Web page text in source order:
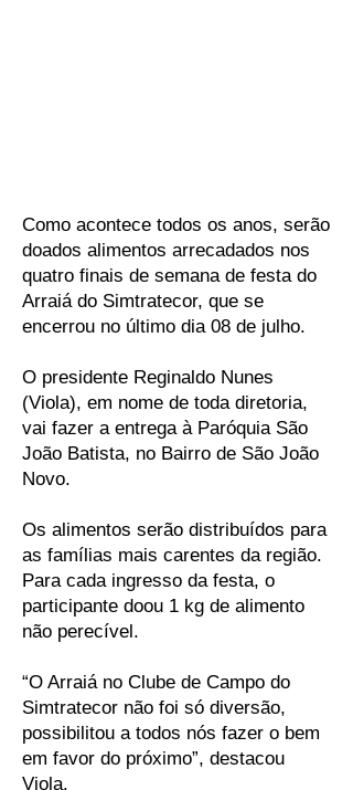
Como acontece todos os anos, serão
doados alimentos arrecadados nos
quatro finais de semana de festa do
Arraiá do Simtratecor, que se
encerrou no último dia 08 de julho.
O presidente Reginaldo Nunes
(Viola), em nome de toda diretoria,
vai fazer a entrega à Paróquia São
João Batista, no Bairro de São João
Novo.
Os alimentos serão distribuídos para
as famílias mais carentes da região.
Para cada ingresso da festa, o
participante doou 1 kg de alimento
não perecível.
“O Arraiá no Clube de Campo do
Simtratecor não foi só diversão,
possibilitou a todos nós fazer o bem
em favor do próximo”, destacou
Viola.